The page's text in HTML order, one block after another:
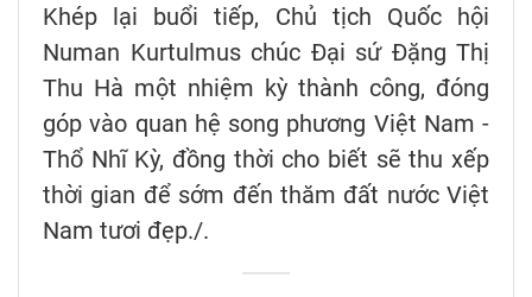
Khép lại buổi tiếp, Chủ tịch Quốc hội
Numan Kurtulmus chúc Đại sứ Đặng Thị
Thu Hà một nhiệm kỳ thành công, đóng
góp vào quan hệ song phương Việt Nam -
Thổ Nhĩ Kỳ, đồng thời cho biết sẽ thu xếp
thời gian để sớm đến thăm đất nước Việt
Nam tươi đẹp./.